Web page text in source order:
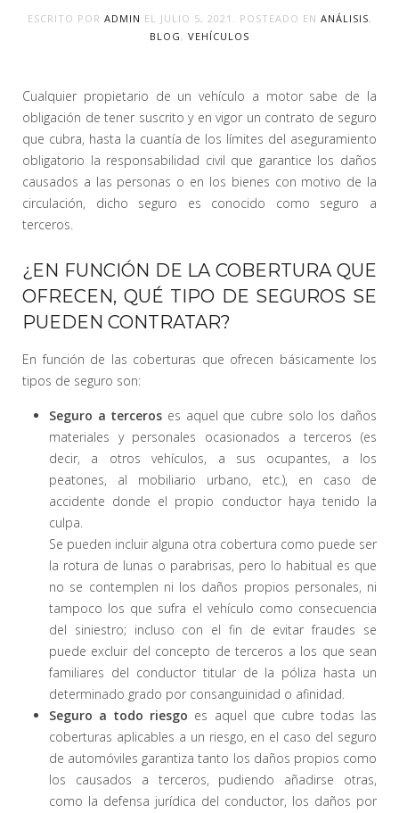
ESCRITO POR ADMIN EL JULIO 5, 2021 . POSTEADO EN ANÁLISIS,
BLOG , VEHÍCULOS
Cualquier propietario de un vehículo a motor sabe de la
obligación de tener suscrito y en vigor un contrato de seguro
que cubra, hasta la cuantía de los límites del aseguramiento
obligatorio la responsabilidad civil que garantice los daños
causados a las personas o en los bienes con motivo de la
circulación, dicho seguro es conocido como seguro a
terceros.
¿EN FUNCIÓN DE LA COBERTURA QUE
OFRECEN, QUÉ TIPO DE SEGUROS SE
PUEDEN CONTRATAR?
En función de las coberturas que ofrecen básicamente los
tipos de seguro son:
Seguro a terceros es aquel que cubre solo los daños
materiales y personales ocasionados a terceros (es
decir, a otros vehículos, a sus ocupantes, a los
peatones, al mobiliario urbano, etc.), en caso de
accidente donde el propio conductor haya tenido la
culpa.
Se pueden incluir alguna otra cobertura como puede ser
la rotura de lunas o parabrisas, pero lo habitual es que
no se contemplen ni los daños propios personales, ni
tampoco los que sufra el vehículo como consecuencia
del siniestro; incluso con el fin de evitar fraudes se
puede excluir del concepto de terceros a los que sean
familiares del conductor titular de la póliza hasta un
determinado grado por consanguinidad o afinidad.
Seguro a todo riesgo es aquel que cubre todas las
coberturas aplicables a un riesgo, en el caso del seguro
de automóviles garantiza tanto los daños propios como
los causados a terceros, pudiendo añadirse otras,
como la defensa jurídica del conductor, los daños por